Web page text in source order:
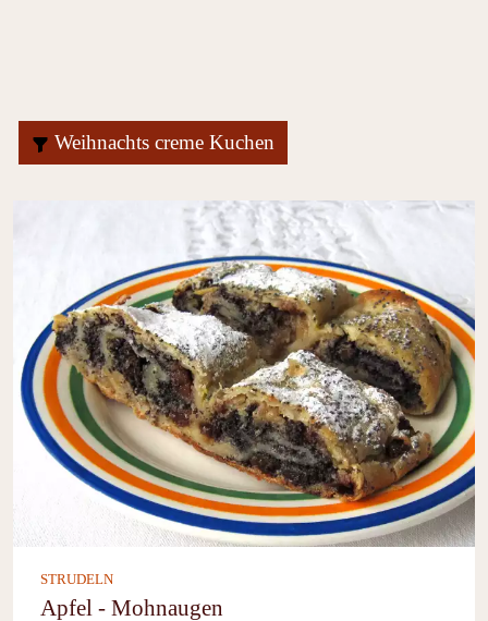
Weihnachts creme Kuchen
STRUDELN
Apfel - Mohnaugen